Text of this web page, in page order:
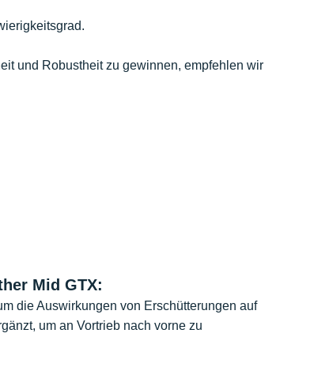
und Robustheit zu gewinnen, empfehlen wir
Mid GTX:
die Auswirkungen von Erschütterungen auf
um an Vortrieb nach vorne zu